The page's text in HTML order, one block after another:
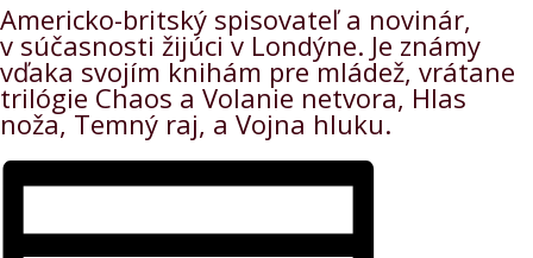
Americko-britský spisovateľ a novinár,
v súčasnosti žijúci v Londýne. Je známy
vďaka svojím knihám pre mládež, vrátane
trilógie Chaos a Volanie netvora, Hlas
noža, Temný raj, a Vojna hluku.